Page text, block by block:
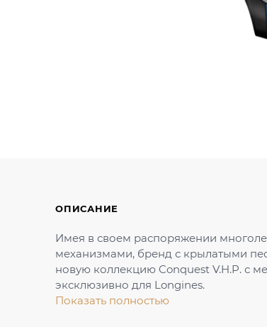
ОПИСАНИЕ
Имея в своем распоряжении
механизмами, бренд с крылатыми
новую коллекцию Conquest V.H.P. с
эксклюзивно для Longines.
Показать полностью